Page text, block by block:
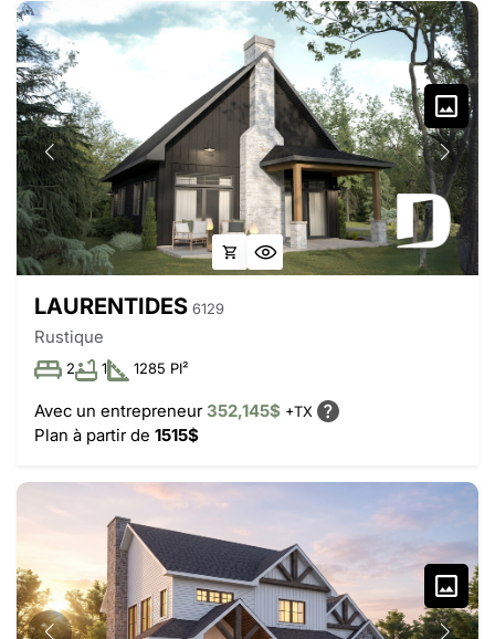
LAURENTIDES 6129
Rustique
2 1 1285 PI²
Avec un entrepreneur352,145$ +TX
Plan à partir de 1515$